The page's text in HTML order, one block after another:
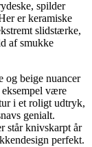
spilder
er keramiske
slidstærke,
af smukke
og beige nuancer
være
i et roligt udtryk,
genialt.
står knivskarpt år
perfekt.